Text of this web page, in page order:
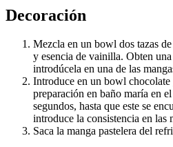
Decoración
Mezcla en un bowl dos tazas
y esencia de vainilla. Obten
introdúcela en una de las
Introduce en un bowl
preparación en baño maría en
segundos, hasta que este se
introduce la consistencia en las
Saca la manga pastelera del